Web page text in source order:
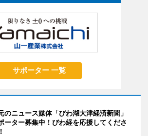
サポーター 一覧
のニュース媒体「びわ湖大津経済新聞」
ーター募集中！びわ経を応援してくださ